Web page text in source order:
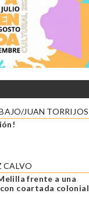
JUAN TORRIJOS
CALVO
frente a una
coartada colonial